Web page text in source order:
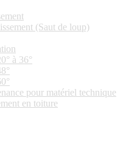
(Saut de loup)
à 36°
pour matériel technique
en toiture